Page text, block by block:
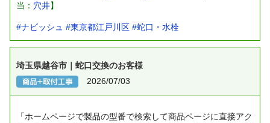
当： 穴井】
#ナビッシュ #東京都江戸川区 #蛇口・水栓
埼玉県越谷市｜蛇口交換のお客様
2026/07/03
「ホームページで製品の型番で検索して商品ページに直接アク